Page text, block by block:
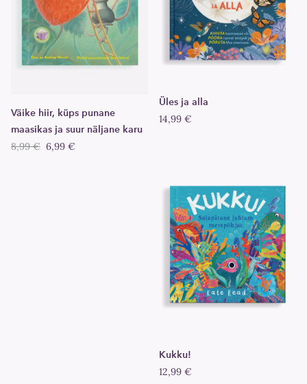
Üles ja alla
14,99 €
Väike hiir, küps punane
maasikas ja suur näljane karu
8,99 € 6,99 €
Kukku!
12,99 €